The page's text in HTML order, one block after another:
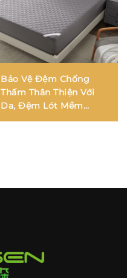
Bảo Vệ Đệm Chống
Thấm Thân Thiện Với
Da, Đệm Lót Mềm